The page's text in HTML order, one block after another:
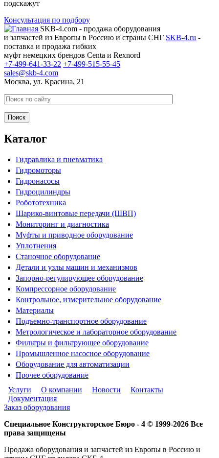
подскажут
Консультация по подбору
SKB-4.com - продажа оборудования
и запчастей из Европы в Россию и страны СНГ SKB-4.ru -
поставка и продажа гибких
муфт немецких брендов Centa и Rexnord
+7-499-641-33-22 +7-499-515-55-45
sales@skb-4.com
Москва, ул. Красина, 21
Каталог
Гидравлика и пневматика
Гидромоторы
Гидронасосы
Гидроцилиндры
Робототехника
Шарико-винтовые передачи (ШВП)
Мониторинг и диагностика
Муфты и приводное оборудование
Уплотнения
Станочное оборудование
Детали и узлы машин и механизмов
Запорно-регулирующее оборудование
Компрессорное оборудование
Контрольное, измерительное оборудование
Материалы
Подъемно-транспортное оборудование
Метрологическое и лабораторное оборудование
Фильтры и фильтрующее оборудование
Промышленное насосное оборудование
Оборудование для автоматизации
Прочее оборудование
Услуги
О компании Новости
Контакты
Документация
Заказ оборудования
Специальное Конструкторское Бюро - 4 © 1999-2026 Все
права защищены
Продажа оборудования и запчастей из Европы в Россию и